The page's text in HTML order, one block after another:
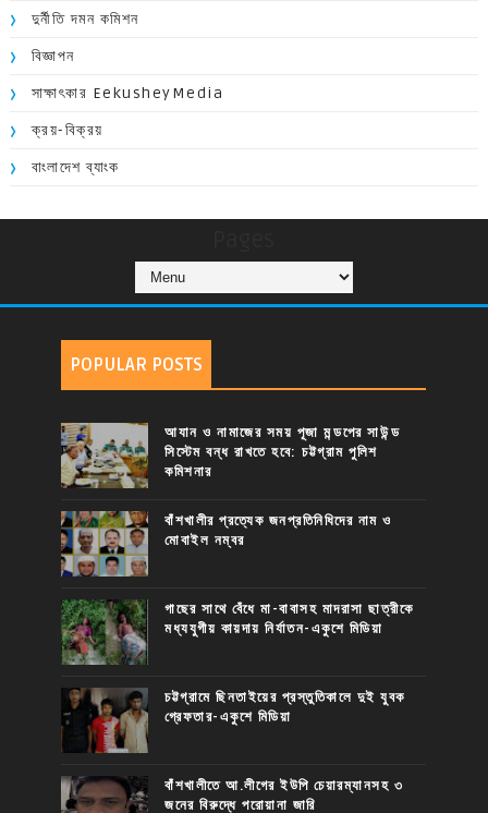
দুর্নীতি দমন কমিশন
বিজ্ঞাপন
সাক্ষাৎকার EekusheyMedia
ক্রয়-বিক্রয়
বাংলাদেশ ব্যাংক
POPULAR POSTS
আযান ও নামাজের সময় পূজা মন্ডপের সাউন্ড
সিস্টেম বন্ধ রাখতে হবে: চট্টগ্রাম পুলিশ
কমিশনার
বাঁশখালীর প্রত্যেক জনপ্রতিনিধিদের নাম ও
মোবাইল নম্বর
গাছের সাথে বেঁধে মা-বাবাসহ মাদরাসা ছাত্রীকে
মধ্যযুগীয় কায়দায় নির্যাতন-একুশে মিডিয়া
চট্টগ্রামে ছিনতাইয়ের প্রস্তুতিকালে দুই যুবক
গ্রেফতার-একুশে মিডিয়া
বাঁশখালীতে আ.লীগের ইউপি চেয়ারম্যানসহ ৩
জনের বিরুদ্ধে পরোয়ানা জারি